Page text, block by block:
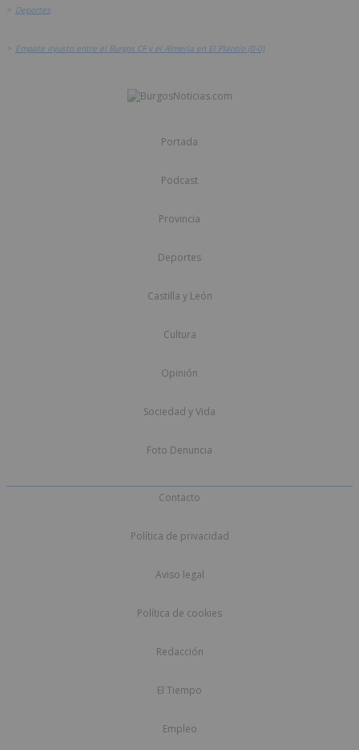
> Deportes
> Empate injusto entre el Burgos CF y el Almería en El Plantío (0-0)
Portada
Podcast
Provincia
Deportes
Castilla y León
Cultura
Opinión
Sociedad y Vida
Foto Denuncia
Contacto
Política de privacidad
Aviso legal
Política de cookies
Redacción
El Tiempo
Empleo